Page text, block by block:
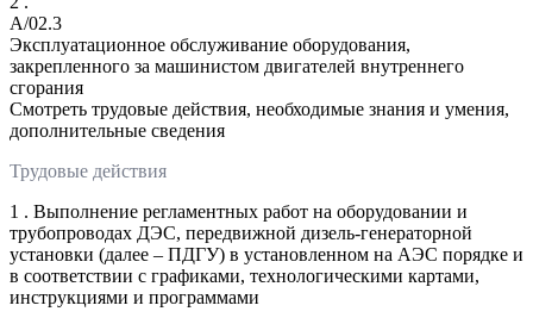
A/02.3
Эксплуатационное обслуживание оборудования,
закрепленного за машинистом двигателей внутреннего
сгорания
Смотреть трудовые действия, необходимые знания и умения,
дополнительные сведения
Трудовые действия
1 . Выполнение регламентных работ на оборудовании и
трубопроводах ДЭС, передвижной дизель-генераторной
установки (далее – ПДГУ) в установленном на АЭС порядке и
в соответствии с графиками, технологическими картами,
инструкциями и программами